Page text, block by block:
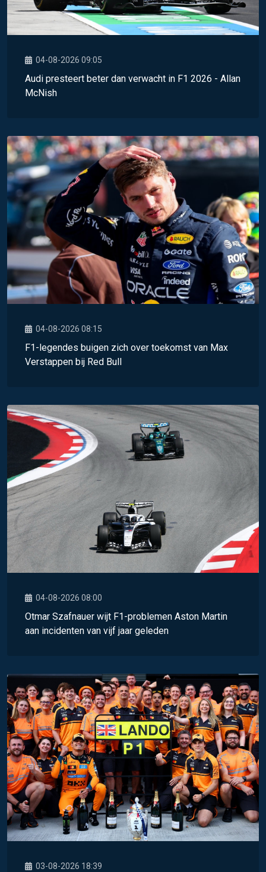
04-08-2026 09:05
Audi presteert beter dan verwacht in F1 2026 - Allan
McNish
04-08-2026 08:15
F1-legendes buigen zich over toekomst van Max
Verstappen bij Red Bull
04-08-2026 08:00
Otmar Szafnauer wijt F1-problemen Aston Martin
aan incidenten van vijf jaar geleden
03-08-2026 18:39